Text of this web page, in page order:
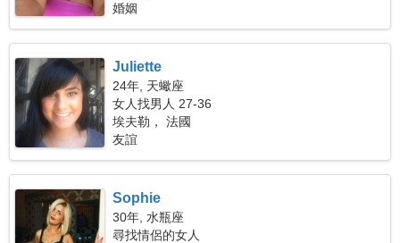
婚姻
Juliette
24年, 天蠍座
女人找男人 27-36
埃夫勒， 法國
友誼
Sophie
30年, 水瓶座
尋找情侶的女人